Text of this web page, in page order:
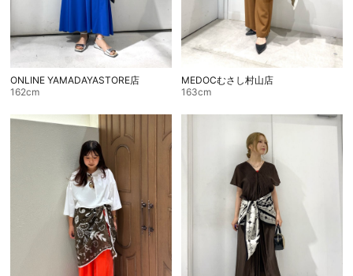
ONLINE YAMADAYASTORE店
162cm
MEDOCむさし村山店
163cm